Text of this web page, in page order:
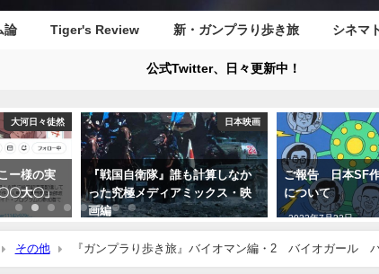
論 Tiger's Review 新・ガンプラり歩き旅 シネマ
公式Twitter、日々更新中！
日本映画
算しなか
クス・映
大河日々徒然
ご報告 日本SF作家クラブ入会
について
2022年7月22日
市川大賀公式サ
（？）
2021年6月19日
その他
『ガンプラり歩き旅』バイオマン編・2 バイオガール バ